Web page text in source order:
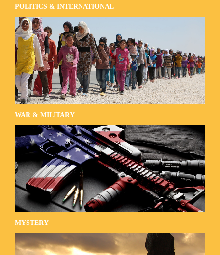
POLITICS & INTERNATIONAL
WAR & MILITARY
MYSTERY